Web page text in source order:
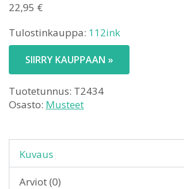
22,95 €
Tulostinkauppa: 112ink
SIIRRY KAUPPAAN »
Tuotetunnus: T2434
Osasto: Musteet
Kuvaus
Arviot (0)